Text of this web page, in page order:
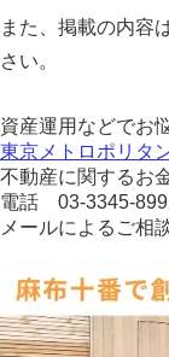
また、掲載の内容
さい。
資産運用などでお
東京メトロポリタ
不動産に関するお
電話 03-3345-
メールによるご相